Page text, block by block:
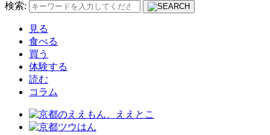
検索:
見る
食べる
買う
体験する
読む
コラム